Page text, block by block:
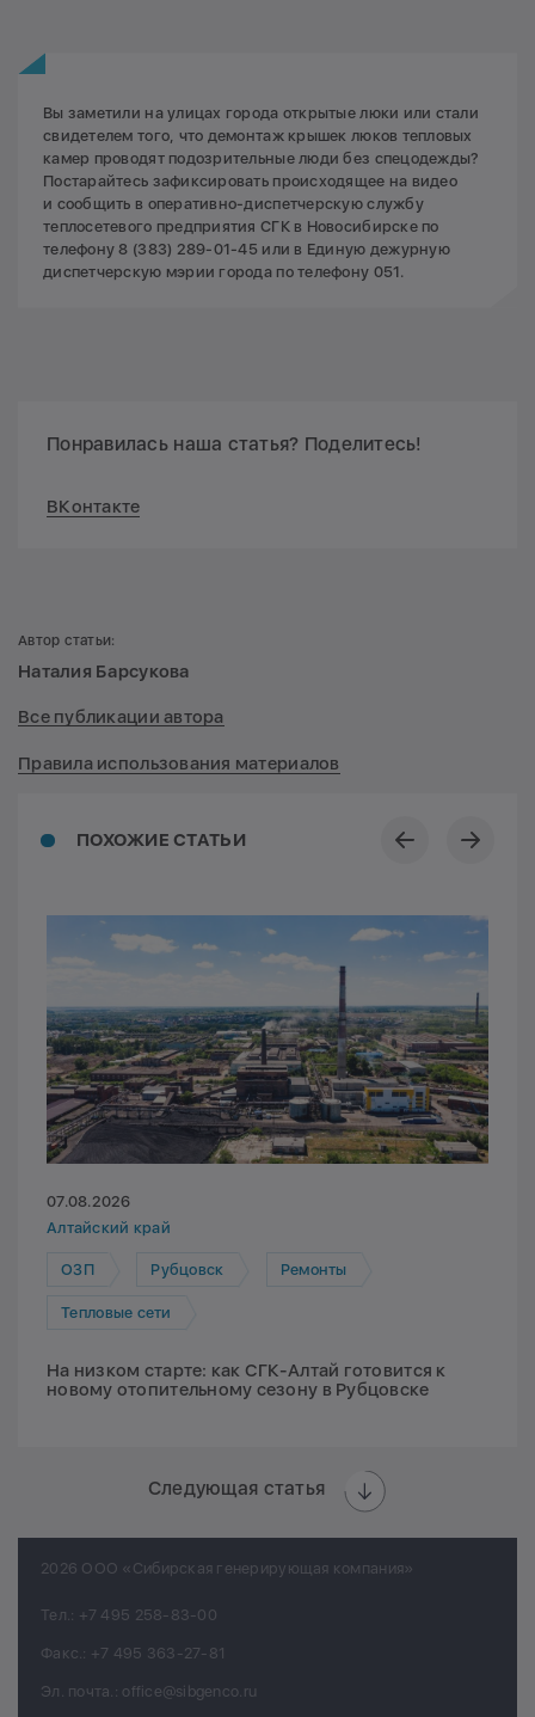
Вы заметили на улицах города открытые люки или стали
свидетелем того, что демонтаж крышек люков тепловых
камер проводят подозрительные люди без спецодежды?
Постарайтесь зафиксировать происходящее на видео
и сообщить в оперативно-диспетчерскую службу
теплосетевого предприятия СГК в Новосибирске по
телефону 8 (383) 289-01-45 или в Единую дежурную
диспетчерскую мэрии города по телефону 051.
Понравилась наша статья? Поделитесь!
ВКонтакте
ПОХОЖИЕ СТАТЬИ
07.08.2026
Алтайский край
ОЗП Рубцовск Ремонты
Тепловые сети
На низком старте: как СГК-Алтай готовится к
новому отопительному сезону в Рубцовске
Следующая статья
Автор статьи:
Наталия Барсукова
Все публикации автора
Правила использования материалов
2026 ООО «Сибирская генерирующая компания»
Тел.: +7 495 258-83-00
Факс.: +7 495 363-27-81
Эл. почта.: office@sibgenco.ru